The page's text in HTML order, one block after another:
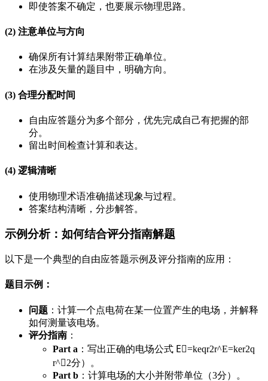
即使答案不确定，也要展示物理思路。
(2) 注意单位与方向
确保所有计算结果附带正确单位。
在涉及矢量的题目中，明确方向。
(3) 合理分配时间
自由应答题分为多个部分，优先完成自己有把握的部
分。
留出时间检查计算和表达。
(4) 逻辑清晰
使用物理术语准确描述现象与过程。
答案结构清晰，分步解答。
示例分析：如何结合评分指南解题
以下是一个典型的自由应答题示例及评分指南的应用：
题目示例 ：
问题 ：计算一个点电荷在某一位置产生的电场，并解释
如何测量该电场。
评分指南 ：
Part a ：写出正确的电场公式 E⃗=keqr2r^E=ker2q
r^（2分）。
Part b ：计算电场的大小并附带单位（3分）。